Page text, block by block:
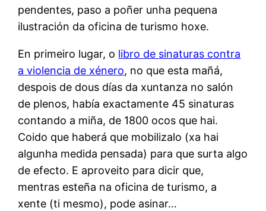
pendentes, paso a poñer unha pequena
ilustración da oficina de turismo hoxe.
En primeiro lugar, o libro de sinaturas contra
a violencia de xénero, no que esta mañá,
despois de dous días da xuntanza no salón
de plenos, había exactamente 45 sinaturas
contando a miña, de 1800 ocos que hai.
Coido que haberá que mobilizalo (xa hai
algunha medida pensada) para que surta algo
de efecto. E aproveito para dicir que,
mentras esteña na oficina de turismo, a
xente (ti mesmo), pode asinar…